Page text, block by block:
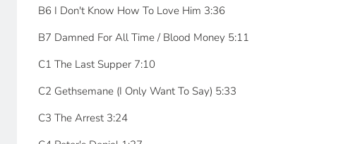
B6 I Don't Know How To Love Him 3:36
B7 Damned For All Time / Blood Money 5:11
C1 The Last Supper 7:10
C2 Gethsemane (I Only Want To Say) 5:33
C3 The Arrest 3:24